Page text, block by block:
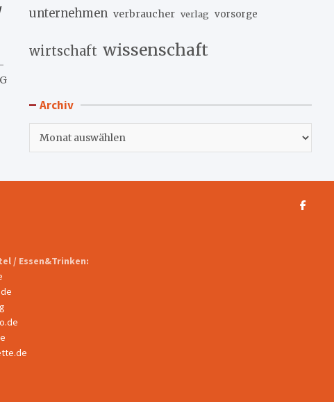
unternehmen verbraucher verlag vorsorge
wirtschaft wissenschaft
Archiv
/ Essen&Trinken: